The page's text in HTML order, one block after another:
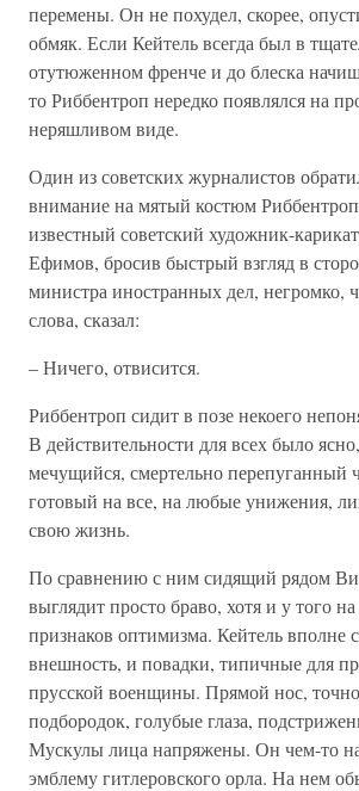
перемены. Он не похудел, скорее,
обмяк. Если Кейтель всегда был в
отутюженном френче и до блеска
то Риббентроп нередко появлялся на
неряшливом виде.
Один из советских журналистов
внимание на мятый костюм
известный советский художник-
Ефимов, бросив быстрый взгляд в
министра иностранных дел, негромко,
слова, сказал:
– Ничего, отвисится.
Риббентроп сидит в позе некоего
В действительности для всех было
мечущийся, смертельно перепуганный
готовый на все, на любые унижения,
свою жизнь.
По сравнению с ним сидящий рядом
выглядит просто браво, хотя и у того
признаков оптимизма. Кейтель вполне
внешность, и повадки, типичные для
прусской военщины. Прямой нос,
подбородок, голубые глаза,
Мускулы лица напряжены. Он чем-то
эмблему гитлеровского орла. На нем